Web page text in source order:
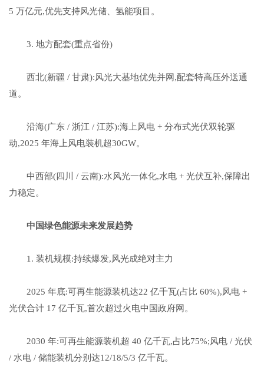
5 万亿元,优先支持风光储、氢能项目。
3. 地方配套(重点省份)
西北(新疆 / 甘肃):风光大基地优先并网,配套特高压外送通
道。
沿海(广东 / 浙江 / 江苏):海上风电 + 分布式光伏双轮驱
动,2025 年海上风电装机超30GW。
中西部(四川 / 云南):水风光一体化,水电 + 光伏互补,保障出
力稳定。
中国绿色能源未来发展趋势
1. 装机规模:持续爆发,风光成绝对主力
2025 年底:可再生能源装机达22 亿千瓦(占比 60%),风电 +
光伏合计 17 亿千瓦,首次超过火电中国政府网。
2030 年:可再生能源装机超 40 亿千瓦,占比75%;风电 / 光伏
/ 水电 / 储能装机分别达12/18/5/3 亿千瓦。